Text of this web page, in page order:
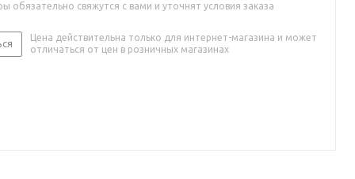
обязательно свяжутся с вами и уточнят условия заказа
Цена действительна только для интернет-магазина и может
отличаться от цен в розничных магазинах